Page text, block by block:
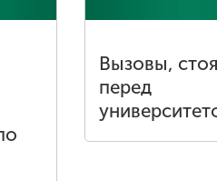
Вызовы,
перед